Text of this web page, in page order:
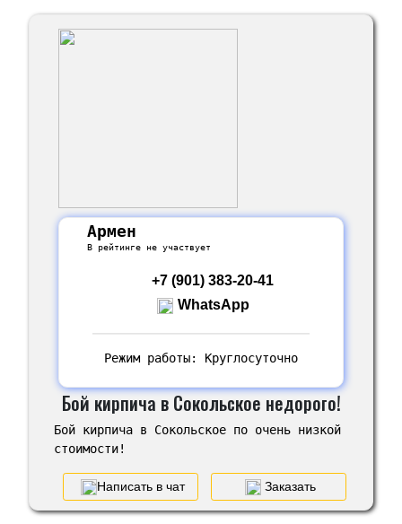
Армен
В рейтинге не участвует
+7 (901) 383-20-41
WhatsApp
Режим работы: Круглосуточно
Бой кирпича в Сокольское недорого!
Бой кирпича в Сокольское по очень низкой
стоимости!
Написать в чат Заказать